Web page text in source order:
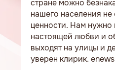
стране можно
нашего населения
ценности. Нам нужно
настоящей любви и
выходят на улицы и
уверен клирик.